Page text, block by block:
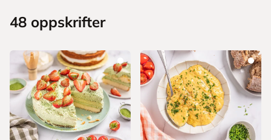
48 oppskrifter